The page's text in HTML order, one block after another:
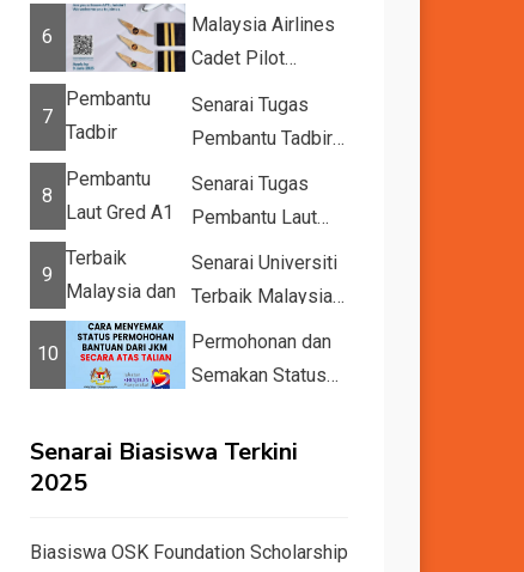
UPUOnline Sesi
2026/2027
6
Malaysia Airlines
Cadet Pilot
Recruitment
7
Senarai Tugas
Pembantu Tadbir
(Perkeranian/Operasi)
Gred N1
8
Senarai Tugas
Pembantu Laut
Gred A1
9
Senarai Universiti
Terbaik Malaysia
dan Dunia Tahun
2026 &#82...
10
Permohonan dan
Semakan Status
Bantuan JKM
Senarai Biasiswa Terkini
2025
Biasiswa OSK Foundation Scholarship